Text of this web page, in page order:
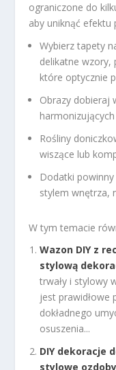
ograniczone do
aby uniknąć efektu
Wybierz tapety
delikatne
które optycznie
Obrazy dobieraj
Rośliny
wiszące lub
Dodatki
stylem wnętrza,
W tym temacie
Wazon DIY z
stylową
trwały i stylowy
jest prawidłowe
dokładnego
osuszenia...
DIY dekoracje
stylowe